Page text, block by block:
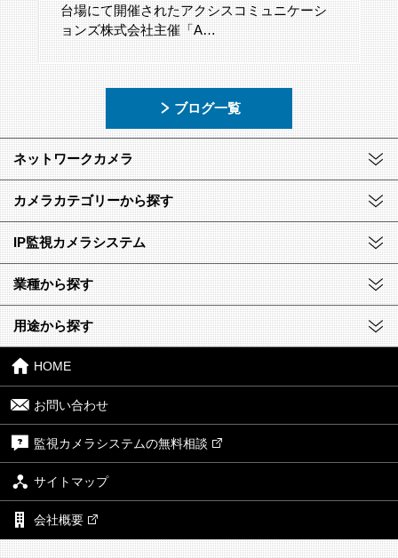
台場にて開催されたアクシスコミュニケーシ
ョンズ株式会社主催「A…
ブログ一覧
ネットワークカメラ
カメラカテゴリーから探す
IP監視カメラシステム
業種から探す
用途から探す
HOME
お問い合わせ
監視カメラシステムの無料相談
サイトマップ
会社概要